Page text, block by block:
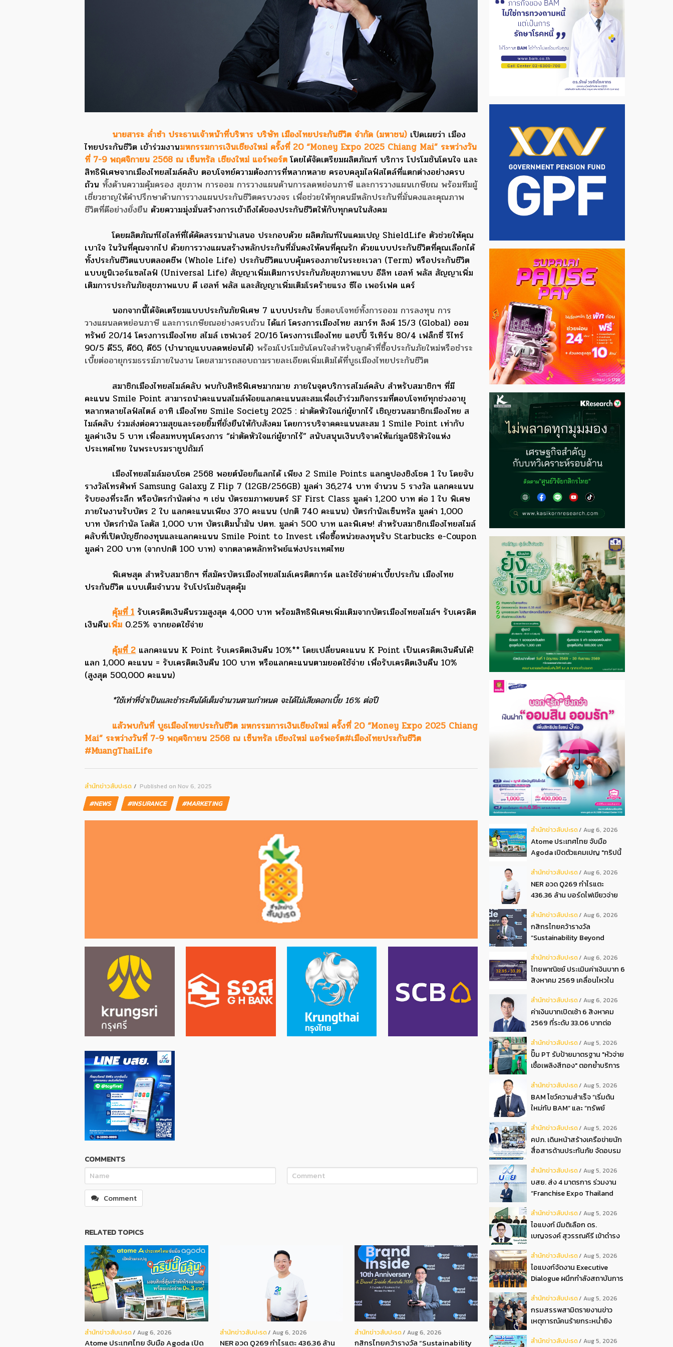
นายสาระ ล่ำซำ ประธานเจ้าหน้าที่บริหาร บริษัท เมืองไทยประกันชีวิต จำกัด (มหาชน) เปิดเผยว่า เมือง
ไทยประกันชีวิต เข้าร่วมงานมหกรรมการเงินเชียงใหม่ ครั้งที่ 20 “Money Expo 2025 Chiang Mai” ระหว่างวัน
ที่ 7-9 พฤศจิกายน 2568 ณ เซ็นทรัล เชียงใหม่ แอร์พอร์ตโดยได้จัดเตรียมผลิตภัณฑ์ บริการ โปรโมชันโดนใจ และ
สิทธิพิเศษจากเมืองไทยสไมล์คลับ ตอบโจทย์ความต้องการที่หลากหลาย ครอบคลุมไลฟ์สไตล์ที่แตกต่างอย่างครบ
ถ้วน ทั้งด้านความคุ้มครอง สุขภาพ การออม การวางแผนด้านการลดหย่อนภาษี และการวางแผนเกษียณ พร้อมทีมผู้
เชี่ยวชาญให้คำปรึกษาด้านการวางแผนประกันชีวิตครบวงจร เพื่อช่วยให้ทุกคนมีหลักประกันที่มั่นคงและคุณภาพ
ชีวิตที่ดีอย่างยั่งยืน ด้วยความมุ่งมั่นสร้างการเข้าถึงได้ของประกันชีวิตให้กับทุกคนในสังคม
โดยผลิตภัณฑ์ไฮไลท์ที่ได้คัดสรรมานำเสนอ ประกอบด้วย ผลิตภัณฑ์ในแคมเปญ ShieldLife ตัวช่วยให้คุณ
เบาใจ ในวันที่คุณจากไป ด้วยการวางแผนสร้างหลักประกันที่มั่นคงให้คนที่คุณรัก ด้วยแบบประกันชีวิตที่คุณเลือกได้
ทั้งประกันชีวิตแบบตลอดชีพ (Whole Life) ประกันชีวิตแบบคุ้มครองภายในระยะเวลา (Term) หรือประกันชีวิต
แบบยูนิเวอร์แซลไลฟ์ (Universal Life) สัญญาเพิ่มเติมการประกันภัยสุขภาพแบบ อีลิท เฮลท์ พลัส สัญญาเพิ่ม
เติมการประกันภัยสุขภาพแบบ ดี เฮลท์ พลัส และสัญญาเพิ่มเติมโรคร้ายแรง ซีไอ เพอร์เฟค แคร์
นอกจากนี้ได้จัดเตรียมแบบประกันภัยพิเศษ 7 แบบประกัน ซึ่งตอบโจทย์ทั้งการออม การลงทุน การ
วางแผนลดหย่อนภาษี และการเกษียณอย่างครบถ้วนได้แก่ โครงการเมืองไทย สมาร์ท ลิงค์ 15/3 (Global) ออม
ทรัพย์ 20/14 โครงการเมืองไทย สไมล์ เซฟเวอร์ 20/16 โครงการเมืองไทย แฮปปี้ รีเทิร์น 80/4 เฟล็กซี่ รีไทร์
90/5 ดี55, ดี60, ดี65 (บำนาญแบบลดหย่อนได้) พร้อมโปรโมชันโดนใจสำหรับลูกค้าที่ซื้อประกันภัยใหม่หรือชำระ
เบี้ยต่ออายุกรมธรรม์ภายในงาน โดยสามารถสอบถามรายละเอียดเพิ่มเติมได้ที่บูธเมืองไทยประกันชีวิต
สมาชิกเมืองไทยสไมล์คลับ พบกับสิทธิพิเศษมากมาย ภายในจุดบริการสไมล์คลับ สำหรับสมาชิกฯ ที่มี
คะแนน Smile Point สามารถนำคะแนนสไมล์พ้อยแลกคะแนนสะสมเพื่อเข้าร่วมกิจกรรมที่ตอบโจทย์ทุกช่วงอายุ
หลากหลายไลฟ์สไตล์ อาทิ เมืองไทย Smile Society 2025 : ผ่าตัดหัวใจแก่ผู้ยากไร้ เชิญชวนสมาชิกเมืองไทย ส
ไมล์คลับ ร่วมส่งต่อความสุขและรอยยิ้มที่ยั่งยืนให้กับสังคม โดยการบริจาคคะแนนสะสม 1 Smile Point เท่ากับ
มูลค่าเงิน 5 บาท เพื่อสมทบทุนโครงการ “ผ่าตัดหัวใจแก่ผู้ยากไร้” สนับสนุนเงินบริจาคให้แก่มูลนิธิหัวใจแห่ง
ประเทศไทย ในพระบรมราชูปถัมภ์
เมืองไทยสไมล์มอบโชค 2568 พอยต์น้อยก็แลกได้ เพียง 2 Smile Points แลกคูปองชิงโชค 1 ใบ โดยจับ
รางวัลโทรศัพท์ Samsung Galaxy Z Flip 7 (12GB/256GB) มูลค่า 36,274 บาท จำนวน 5 รางวัล แลกคะแนน
รับของที่ระลึก หรือบัตรกำนัลต่าง ๆ เช่น บัตรชมภาพยนตร์ SF First Class มูลค่า 1,200 บาท ต่อ 1 ใบ พิเศษ
ภายในงานรับบัตร 2 ใบ แลกคะแนนเพียง 370 คะแนน (ปกติ 740 คะแนน) บัตรกำนัลเซ็นทรัล มูลค่า 1,000
บาท บัตรกำนัล โลตัส 1,000 บาท บัตรเติมน้ำมัน ปตท. มูลค่า 500 บาท และพิเศษ! สำหรับสมาชิกเมืองไทยสไมล์
คลับที่เปิดบัญชีกองทุนและแลกคะแนน Smile Point to Invest เพื่อซื้อหน่วยลงทุนรับ Starbucks e-Coupon
มูลค่า 200 บาท (จากปกติ 100 บาท) จากตลาดหลักทรัพย์แห่งประเทศไทย
พิเศษสุด สำหรับสมาชิกฯ ที่สมัครบัตรเมืองไทยสไมล์เครดิตการ์ด และใช้จ่ายค่าเบี้ยประกัน เมืองไทย
ประกันชีวิต แบบเต็มจำนวน รับโปรโมชันสุดคุ้ม
คุ้มที่ 1รับเครดิตเงินคืนรวมสูงสุด 4,000 บาท พร้อมสิทธิพิเศษเพิ่มเติมจากบัตรเมืองไทยสไมล์ฯ รับเครดิต
เงินคืนเพิ่ม 0.25% จากยอดใช้จ่าย
คุ้มที่ 2แลกคะแนน K Point รับเครดิตเงินคืน 10%** โดยเปลี่ยนคะแนน K Point เป็นเครดิตเงินคืนได้!
แลก 1,000 คะแนน = รับเครดิตเงินคืน 100 บาท หรือแลกคะแนนตามยอดใช้จ่าย เพื่อรับเครดิตเงินคืน 10%
(สูงสุด 500,000 คะแนน)
*ใช้เท่าที่จำเป็นและชำระคืนได้เต็มจำนวนตามกำหนด จะได้ไม่เสียดอกเบี้ย 16% ต่อปี
แล้วพบกันที่ บูธเมืองไทยประกันชีวิต มหกรรมการเงินเชียงใหม่ ครั้งที่ 20 “Money Expo 2025 Chiang
Mai” ระหว่างวันที่ 7-9 พฤศจิกายน 2568 ณ เซ็นทรัล เชียงใหม่ แอร์พอร์ต#เมืองไทยประกันชีวิต
#MuangThaiLife
สํานักข่าวสับปะรด Published on Nov 6, 2025
#NEWS #INSURANCE #MARKETING
COMMENTS
Comment
RELATED TOPICS
สํานักข่าวสับปะรด Aug 6, 2026
Atome ประเทศไทย จับมือ Agoda เปิด
สํานักข่าวสับปะรด Aug 6, 2026
NER อวด Q269 กำไรแตะ 436.36 ล้าน
สํานักข่าวสับปะรด Aug 6, 2026
กสิกรไทยคว้ารางวัล “Sustainability
สํานักข่าวสับปะรด Aug 6, 2026
Atome ประเทศไทย จับมือ
Agoda เปิดตัวแคมเปญ "ทริปนี้
โรงแรมหรู พร้อมผ่อน 0 ได้ 3
งวด**
สํานักข่าวสับปะรด Aug 6, 2026
NER อวด Q269 กำไรแตะ
436.36 ล้าน บอร์ดไฟเขียวจ่าย
อัตรา 0.05 บ.หุ้น
สํานักข่าวสับปะรด Aug 6, 2026
กสิกรไทยคว้ารางวัล
“Sustainability Beyond
สํานักข่าวสับปะรด Aug 6, 2026
ไทยพาณิชย์ ประเมินค่าเงินบาท 6
สิงหาคม 2569 เคลื่อนไหวใน
ดอลลาร์
สํานักข่าวสับปะรด Aug 6, 2026
ค่าเงินบาทเปิดเช้า 6 สิงหาคม
2569 ที่ระดับ 33.06 บาทต่อ
สํานักข่าวสับปะรด Aug 5, 2026
ปั๊ม PT รับป้ายมาตรฐาน "หัวจ่าย
เชื้อเพลิงสีทอง" ตอกย้ำบริการ
บริโภค
สํานักข่าวสับปะรด Aug 5, 2026
BAM โชว์ความสำเร็จ “เริ่มต้น
ใหม่กับ BAM” และ “ทรัพย์
2026
สํานักข่าวสับปะรด Aug 5, 2026
คปภ. เดินหน้าสร้างเครือข่ายนัก
สื่อสารด้านประกันภัย จัดอบรม
สํานักข่าวสับปะรด Aug 5, 2026
บสย. ส่ง 4 มาตรการ ร่วมงาน
“Franchise Expo Thailand
สํานักข่าวสับปะรด Aug 5, 2026
ไอแบงก์ มีมติเลือก ดร.
เบญจรงค์ สุวรรณคีรี เข้าดำรง
การประชุมวิสามัญผู้ถือหุ้น ครั้ง
ที่ 22569
สํานักข่าวสับปะรด Aug 5, 2026
ไอแบงก์จัดงาน Executive
Dialogue ผนึกกำลังสถาบันการ
ถ่ายทอดประสบการณ์กว่า 40 ปี
เตรียมความพร้อมองค์กรสู่การ
เป็นธนาคารอิสลามแห่งอนาคต
สํานักข่าวสับปะรด Aug 5, 2026
กรมสรรพสามิตรายงานข่าว
เหตุการณ์คนร้ายกระหน่ำยิง
ปัตตานี สาขามายอ
สํานักข่าวสับปะรด Aug 5, 2026